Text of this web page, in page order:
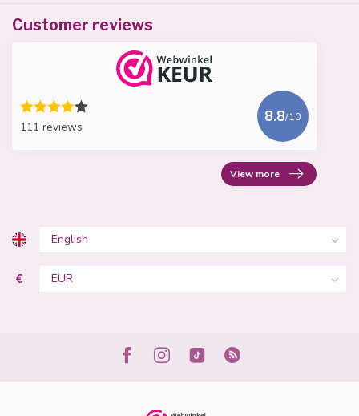
Customer reviews
111 reviews
8.8/10
View more
€